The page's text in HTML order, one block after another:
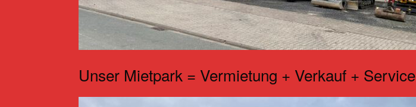
Unser Mietpark = Vermietung + Verkauf + Service